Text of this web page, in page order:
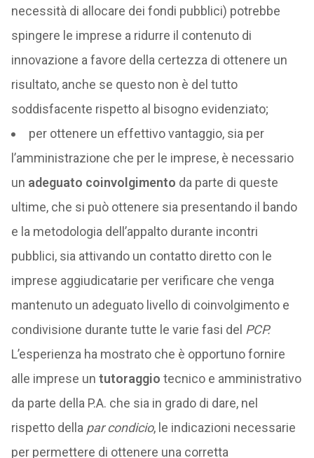
necessità di allocare dei fondi pubblici) potrebbe
spingere le imprese a ridurre il contenuto di
innovazione a favore della certezza di ottenere un
risultato, anche se questo non è del tutto
soddisfacente rispetto al bisogno evidenziato;
per ottenere un effettivo vantaggio, sia per
l’amministrazione che per le imprese, è necessario
un adeguato coinvolgimento da parte di queste
ultime, che si può ottenere sia presentando il bando
e la metodologia dell’appalto durante incontri
pubblici, sia attivando un contatto diretto con le
imprese aggiudicatarie per verificare che venga
mantenuto un adeguato livello di coinvolgimento e
condivisione durante tutte le varie fasi del PCP.
L’esperienza ha mostrato che è opportuno fornire
alle imprese un tutoraggio tecnico e amministrativo
da parte della P.A. che sia in grado di dare, nel
rispetto della par condicio, le indicazioni necessarie
per permettere di ottenere una corretta